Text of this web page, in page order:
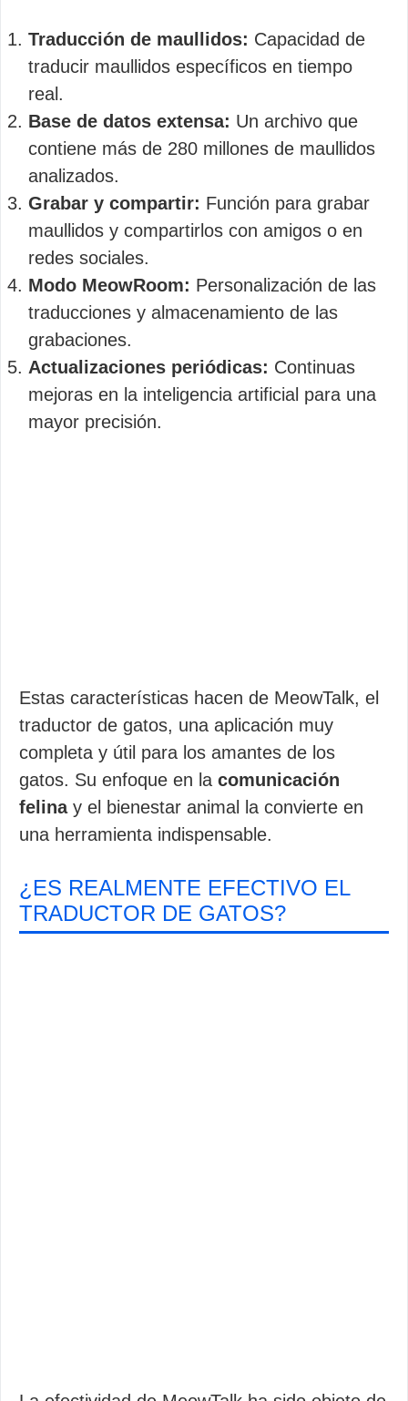
Traducción de maullidos: Capacidad de
traducir maullidos específicos en tiempo
real.
Base de datos extensa: Un archivo que
contiene más de 280 millones de maullidos
analizados.
Grabar y compartir: Función para grabar
maullidos y compartirlos con amigos o en
redes sociales.
Modo MeowRoom: Personalización de las
traducciones y almacenamiento de las
grabaciones.
Actualizaciones periódicas: Continuas
mejoras en la inteligencia artificial para una
mayor precisión.
Estas características hacen de MeowTalk, el
traductor de gatos, una aplicación muy
completa y útil para los amantes de los
gatos. Su enfoque en la comunicación
felinay el bienestar animal la convierte en
una herramienta indispensable.
¿ES REALMENTE EFECTIVO EL
TRADUCTOR DE GATOS?